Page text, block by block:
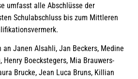
umfasst alle Abschlüsse der
Schulabschluss bis zum Mittleren
an Janen Alsahli, Jan Beckers, Medine
Henry Boeckstegers, Mia Brauwers-
Brucke, Jean Luca Bruns, Killian